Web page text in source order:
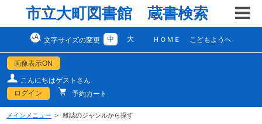
市立大町図書館 蔵書検索
文字サイズの変更 中 大 ＨＯＭＥ こどもようへ
画像表示ON
こんにちはゲストさん
ログイン
予約カート
メインメニュー 雑誌のジャンルから探す